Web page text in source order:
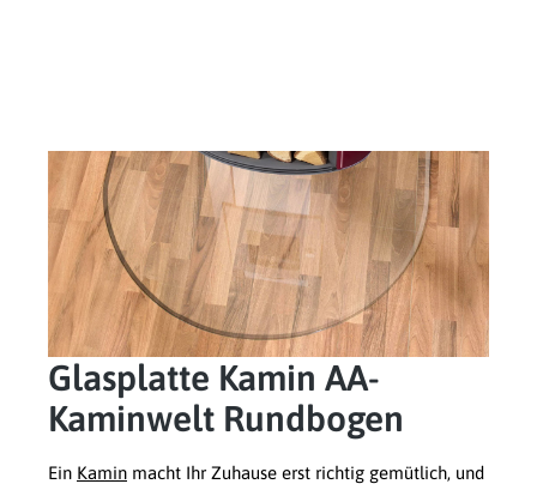
Glasplatte Kamin AA-
Kaminwelt Rundbogen
Ein Kamin macht Ihr Zuhause erst richtig gemütlich, und